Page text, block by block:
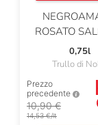
ROSATO
IGP BIO
0,75l
Trullo di
Prezzo
precedente
10,90 €
14,53 €/lt